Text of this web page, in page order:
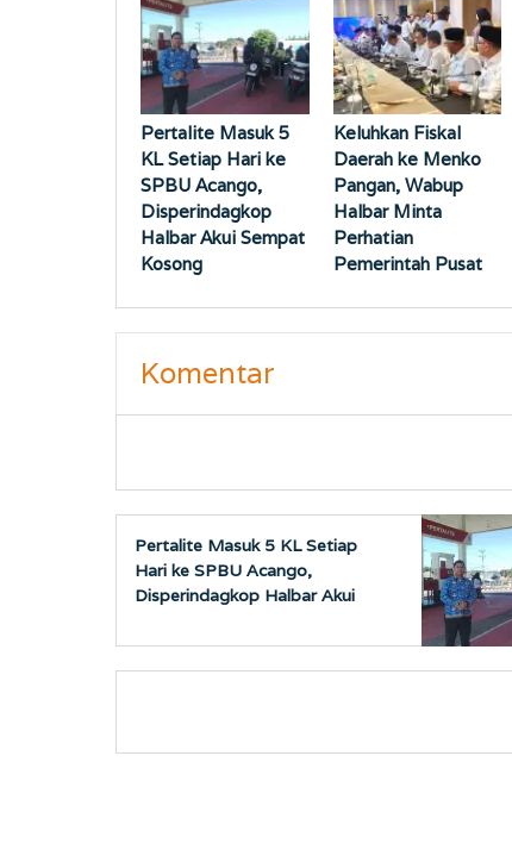
Pertalite Masuk 5
KL Setiap Hari ke
SPBU Acango,
Disperindagkop
Halbar Akui Sempat
Kosong
Keluhkan Fiskal
Daerah ke Menko
Pangan, Wabup
Halbar Minta
Perhatian
Pemerintah Pusat
Komentar
Pertalite Masuk 5 KL Setiap
Hari ke SPBU Acango,
Disperindagkop Halbar Akui